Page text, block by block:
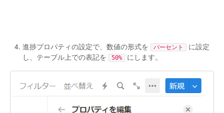
進捗プロパティの設定で、数値の形式を パーセント
に設定
し、テーブル上での表記を
50% にします。